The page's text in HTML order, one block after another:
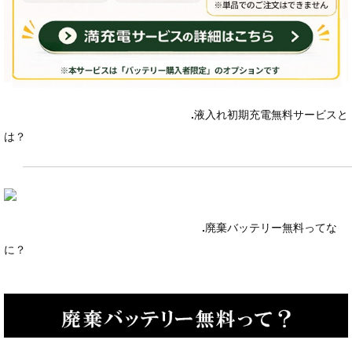
.液入れ初期充電無料サービスと
は？
.廃棄バッテリー無料ってな
に？